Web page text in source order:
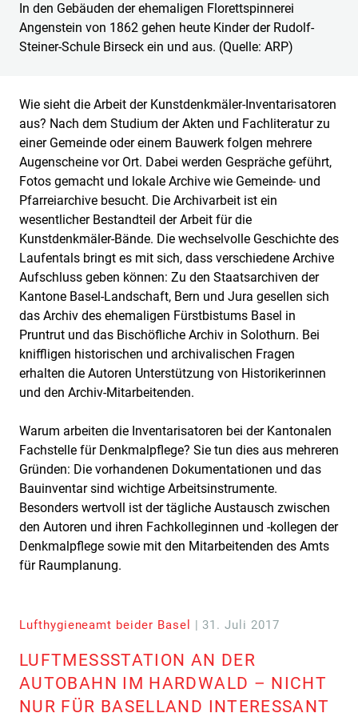
In den Gebäuden der ehemaligen Florettspinnerei
Angenstein von 1862 gehen heute Kinder der Rudolf-
Steiner-Schule Birseck ein und aus. (Quelle: ARP)
Wie sieht die Arbeit der Kunstdenkmäler-Inventarisatoren
aus? Nach dem Studium der Akten und Fachliteratur zu
einer Gemeinde oder einem Bauwerk folgen mehrere
Augenscheine vor Ort. Dabei werden Gespräche geführt,
Fotos gemacht und lokale Archive wie Gemeinde- und
Pfarreiarchive besucht. Die Archivarbeit ist ein
wesentlicher Bestandteil der Arbeit für die
Kunstdenkmäler-Bände. Die wechselvolle Geschichte des
Laufentals bringt es mit sich, dass verschiedene Archive
Aufschluss geben können: Zu den Staatsarchiven der
Kantone Basel-Landschaft, Bern und Jura gesellen sich
das Archiv des ehemaligen Fürstbistums Basel in
Pruntrut und das Bischöfliche Archiv in Solothurn. Bei
kniffligen historischen und archivalischen Fragen
erhalten die Autoren Unterstützung von Historikerinnen
und den Archiv-Mitarbeitenden.
Warum arbeiten die Inventarisatoren bei der Kantonalen
Fachstelle für Denkmalpflege? Sie tun dies aus mehreren
Gründen: Die vorhandenen Dokumentationen und das
Bauinventar sind wichtige Arbeitsinstrumente.
Besonders wertvoll ist der tägliche Austausch zwischen
den Autoren und ihren Fachkolleginnen und -kollegen der
Denkmalpflege sowie mit den Mitarbeitenden des Amts
für Raumplanung.
Lufthygieneamt beider Basel | 31. Juli 2017
LUFTMESSSTATION AN DER
AUTOBAHN IM HARDWALD – NICHT
NUR FÜR BASELLAND INTERESSANT